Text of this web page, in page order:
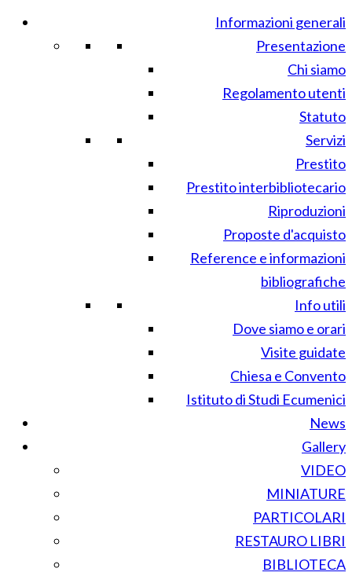
Informazioni generali
Presentazione
Chi siamo
Regolamento utenti
Statuto
Servizi
Prestito
Prestito interbibliotecario
Riproduzioni
Proposte d'acquisto
Reference e informazioni
bibliografiche
Info utili
Dove siamo e orari
Visite guidate
Chiesa e Convento
Istituto di Studi Ecumenici
News
Gallery
VIDEO
MINIATURE
PARTICOLARI
RESTAURO LIBRI
BIBLIOTECA